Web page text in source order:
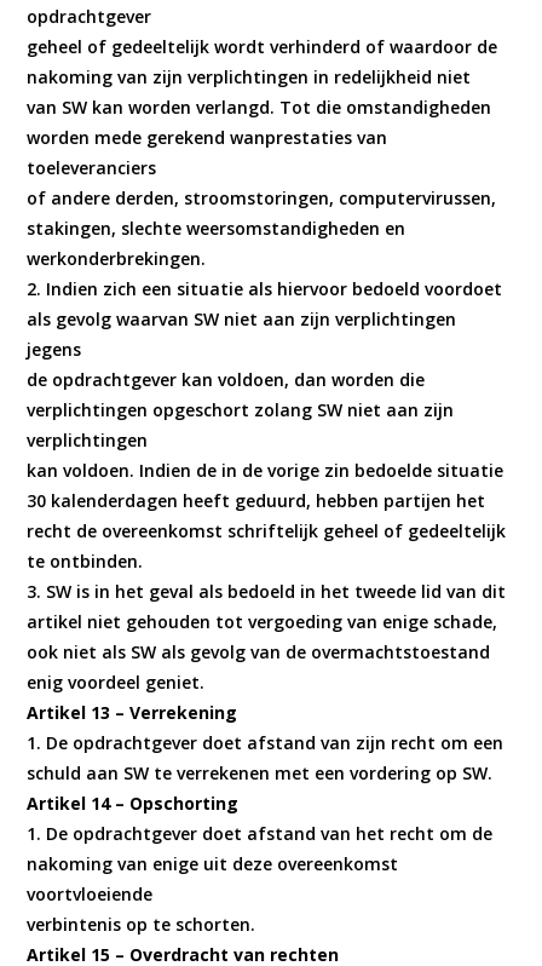
opdrachtgever
geheel of gedeeltelijk wordt verhinderd of waardoor de
nakoming van zijn verplichtingen in redelijkheid niet
van SW kan worden verlangd. Tot die omstandigheden
worden mede gerekend wanprestaties van
toeleveranciers
of andere derden, stroomstoringen, computervirussen,
stakingen, slechte weersomstandigheden en
werkonderbrekingen.
2. Indien zich een situatie als hiervoor bedoeld voordoet
als gevolg waarvan SW niet aan zijn verplichtingen
jegens
de opdrachtgever kan voldoen, dan worden die
verplichtingen opgeschort zolang SW niet aan zijn
verplichtingen
kan voldoen. Indien de in de vorige zin bedoelde situatie
30 kalenderdagen heeft geduurd, hebben partijen het
recht de overeenkomst schriftelijk geheel of gedeeltelijk
te ontbinden.
3. SW is in het geval als bedoeld in het tweede lid van dit
artikel niet gehouden tot vergoeding van enige schade,
ook niet als SW als gevolg van de overmachtstoestand
enig voordeel geniet.
Artikel 13 – Verrekening
1. De opdrachtgever doet afstand van zijn recht om een
schuld aan SW te verrekenen met een vordering op SW.
Artikel 14 – Opschorting
1. De opdrachtgever doet afstand van het recht om de
nakoming van enige uit deze overeenkomst
voortvloeiende
verbintenis op te schorten.
Artikel 15 – Overdracht van rechten